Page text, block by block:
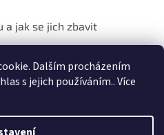
Dalším procházením
s jejich používáním.. Více
a jak se jich zbavit